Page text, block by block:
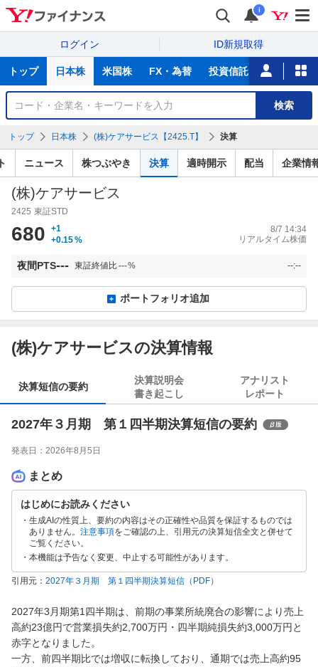
i
ログイン ID新規取得
サ
トップ 日本株 米国株 FX・為替 投資信託 ニュース
銘
検
検索
トップ 日本株 (株)ケアサービス【2425.T】 決算
ニュース 株つぶやき 決算 適時開示 配当 企業情
(株)ケアサービス
2425 東証STD
680
+1
+0.15%
8/7 14:34
リアルタイム株価
夜間PTS--- 東証終値比---% --:--
ポートフォリオ追加
(株)ケアサービスの決算情報
決算短信の要約
決算説明会
書き起こし
アナリスト
レポート
2027年３月期 第１四半期決算短信の要約
発表日： 2026年8月5日
まとめ
はじめにお読みください
生成AIの性質上、要約の内容はその正確性や品質を保証するものでは
ありません。 注意事項をご確認の上、引用元の決算短信全文と併せて
ご覧ください。
本機能は予告なく変更、中止する可能性があります。
引用元： 2027年３月期 第１四半期決算短信 （PDF）
2027年3月期第1四半期は、前期の事業所統廃合の影響により売上
高約23億円で営業損失約2,700万円・四半期純損失約3,000万円と
赤字となりました。
一方、前四半期比では増収に転換しており、通期では売上高約95